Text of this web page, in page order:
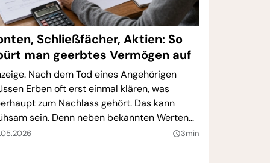
Schließfächer, Aktien: So
man geerbtes Vermögen auf
Nach dem Tod eines Angehörigen
Erben oft erst einmal klären, was
zum Nachlass gehört. Das kann
sein. Denn neben bekannten Werten
Immobilien, Bankguthaben oder
query_builder3min